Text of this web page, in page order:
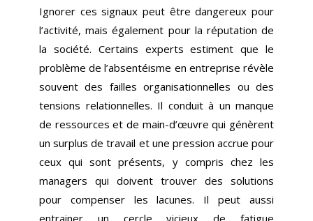
Ignorer ces signaux peut être dangereux pour
l’activité, mais également pour la réputation de
la société. Certains experts estiment que le
problème de l’absentéisme en entreprise révèle
souvent des failles organisationnelles ou des
tensions relationnelles. Il conduit à un manque
de ressources et de main-d’œuvre qui génèrent
un surplus de travail et une pression accrue pour
ceux qui sont présents, y compris chez les
managers qui doivent trouver des solutions
pour compenser les lacunes. Il peut aussi
entrainer un cercle vicieux de fatigue